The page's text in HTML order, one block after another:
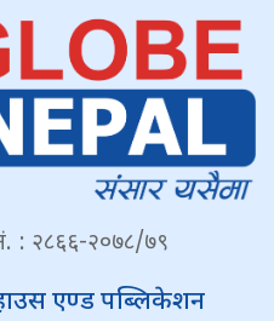
: २८६६-२०७८/७९
एण्ड पब्लिकेशन